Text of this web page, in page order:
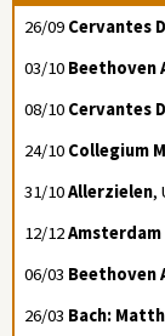
26/09 Cervantes
03/10 Beethoven
08/10 Cervantes
24/10 Collegium
31/10Allerzielen,
12/12
06/03 Beethoven
26/03 Bach: